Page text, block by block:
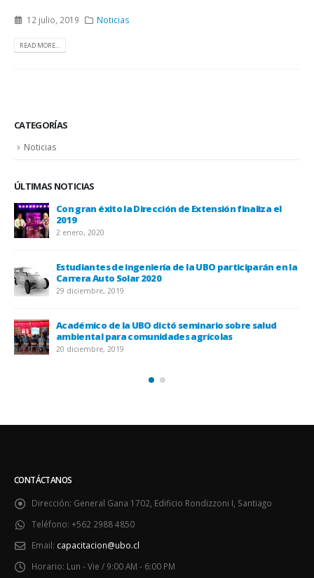
12 julio, 2019 Noticias
READ MORE...
CATEGORÍAS
Noticias
ÚLTIMAS NOTICIAS
Con gran éxito la Dirección de Extensión finaliza el
2019
2 enero, 2020
Estudiantes de ingeniería de la UBO participarán en la
Carrera Auto Solar 2020
29 diciembre, 2019
Académico de la UBO dictó seminario sobre salud
ambiental para comunidades agrícolas
20 diciembre, 2019
CONTÁCTANOS
Dirección: General Gana 1702, Edificio Rondizzoni I, Santiago
Teléfono: +562 2988 4850
Email: capacitacion@ubo.cl
Horario: Lun - Vie / 9:00 AM - 6:00 PM